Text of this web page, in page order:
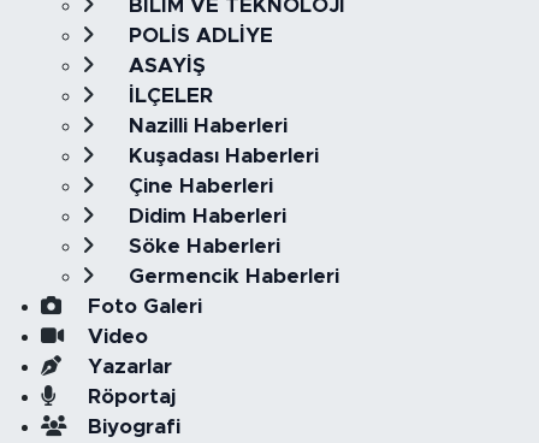
BİLİM VE TEKNOLOJİ
POLİS ADLİYE
ASAYİŞ
İLÇELER
Nazilli Haberleri
Kuşadası Haberleri
Çine Haberleri
Didim Haberleri
Söke Haberleri
Germencik Haberleri
Foto Galeri
Video
Yazarlar
Röportaj
Biyografi